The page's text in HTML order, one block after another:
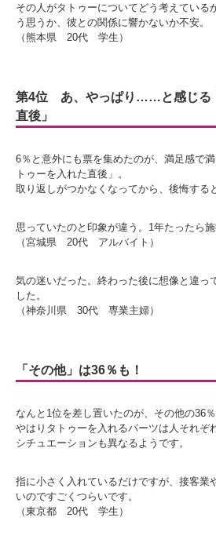
その人がタトゥーについてどう考えている
う思うか、彼との関係に響かないか不安。
（熊本県 20代 学生）
第4位 あ、やっぱり……と感じる
直後」
6％と意外にも票を集めたのが、満足感で
トゥーを入れた直後」。
取り返しがつかなくなってから、後悔する
思っていたのと印象が違う。1年たったら施
（宮城県 20代 アルバイト）
気の迷いだった。終わった後に想像と違っ
した。
（神奈川県 30代 専業主婦）
「その他」は36％も！
なんと1位を差し置いたのが、その他の36％
やはりタトゥーを入れるパーツは人それぞ
シチュエーションも異なるようです。
指に小さく入れているだけですが、接客業
いのですごくつらいです。
（東京都 20代 学生）